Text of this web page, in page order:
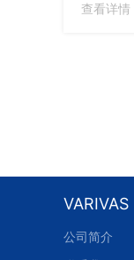
查看详情
VARIVAS
公司简介